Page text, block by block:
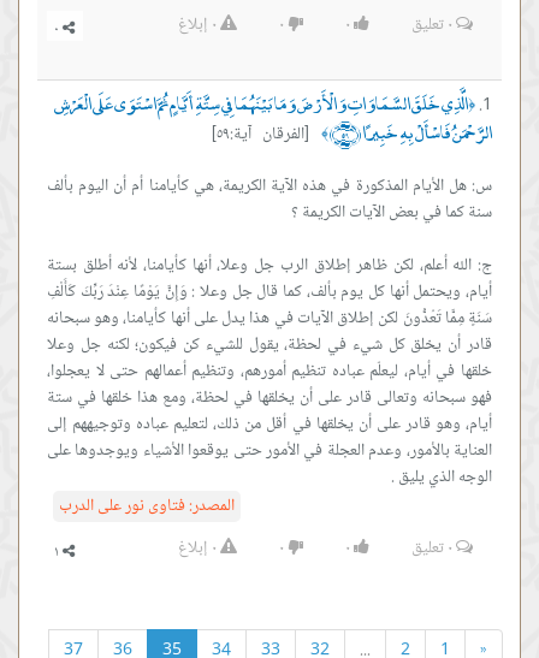
٠تعليق ٠ ٠ ٠ إبلاغ
﴿الَّذِي خَلَقَ السَّمَاوَاتِ وَالْأَرْضَ وَمَا بَيْنَهُمَا فِي سِتَّةِ أَيَّامٍ ثُمَّ اسْتَوَى عَلَى الْعَرْشِ
الرَّحْمَنُ فَاسْأَلْ بِهِ خَبِيرًا ﴿٥٩﴾ ﴾
[الفرقان آية:٥٩]
س: هل الأيام المذكورة في هذه الآية الكريمة، هي كأيامنا أم أن اليوم بألف
ج: الله أعلم، لكن ظاهر إطلاق الرب جل وعلا، أنها كأيامنا، لأنه أطلق بستة
أيام، ويحتمل أنها كل يوم بألف، كما قال جل وعلا : وَإِنَّ يَوْمًا عِنْدَ رَبِّكَ كَأَلْفِ
سَنَةٍ مِمَّا تَعُدُّونَ لكن إطلاق الآيات في هذا يدل على أنها كأيامنا، وهو سبحانه
قادر أن يخلق كل شيء في لحظة، يقول للشيء كن فيكون؛ لكنه جل وعلا
خلقها في أيام، ليعلّم عباده تنظيم أمورهم، وتنظيم أعمالهم حتى لا يعجلوا،
فهو سبحانه وتعالى قادر على أن يخلقها في لحظة، ومع هذا خلقها في ستة
أيام، وهو قادر على أن يخلقها في أقل من ذلك، لتعليم عباده وتوجيههم إلى
العناية بالأمور، وعدم العجلة في الأمور حتى يوقعوا الأشياء ويوجدوها على
الوجه الذي يليق .
المصدر:فتاوى نور على الدرب
٠تعليق ٠ ٠ ٠ إبلاغ
«
1
2
...
32
33
34
35
36
37